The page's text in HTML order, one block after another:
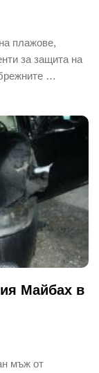
плажове,
за защита на
…
Майбах в
мъж от